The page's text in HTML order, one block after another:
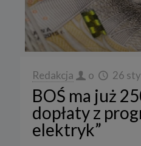
Redakcja o 26
BOŚ ma już
dopłaty z
elektryk”